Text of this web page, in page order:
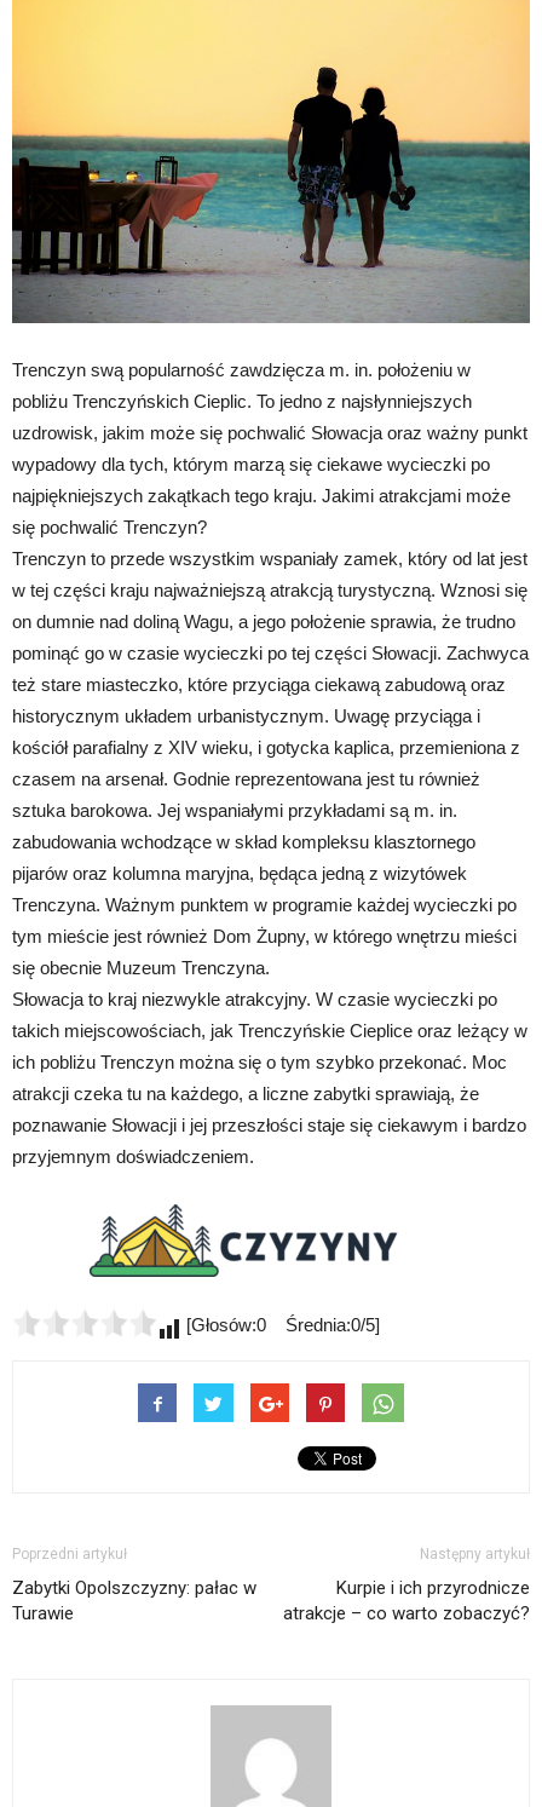
Trenczyn swą popularność zawdzięcza m. in. położeniu w
pobliżu Trenczyńskich Cieplic. To jedno z najsłynniejszych
uzdrowisk, jakim może się pochwalić Słowacja oraz ważny punkt
wypadowy dla tych, którym marzą się ciekawe wycieczki po
najpiękniejszych zakątkach tego kraju. Jakimi atrakcjami może
się pochwalić Trenczyn?
Trenczyn to przede wszystkim wspaniały zamek, który od lat jest
w tej części kraju najważniejszą atrakcją turystyczną. Wznosi się
on dumnie nad doliną Wagu, a jego położenie sprawia, że trudno
pominąć go w czasie wycieczki po tej części Słowacji. Zachwyca
też stare miasteczko, które przyciąga ciekawą zabudową oraz
historycznym układem urbanistycznym. Uwagę przyciąga i
kościół parafialny z XIV wieku, i gotycka kaplica, przemieniona z
czasem na arsenał. Godnie reprezentowana jest tu również
sztuka barokowa. Jej wspaniałymi przykładami są m. in.
zabudowania wchodzące w skład kompleksu klasztornego
pijarów oraz kolumna maryjna, będąca jedną z wizytówek
Trenczyna. Ważnym punktem w programie każdej wycieczki po
tym mieście jest również Dom Żupny, w którego wnętrzu mieści
się obecnie Muzeum Trenczyna.
Słowacja to kraj niezwykle atrakcyjny. W czasie wycieczki po
takich miejscowościach, jak Trenczyńskie Cieplice oraz leżący w
ich pobliżu Trenczyn można się o tym szybko przekonać. Moc
atrakcji czeka tu na każdego, a liczne zabytki sprawiają, że
poznawanie Słowacji i jej przeszłości staje się ciekawym i bardzo
przyjemnym doświadczeniem.
[Głosów:0 Średnia:0/5]
Poprzedni artykuł
Zabytki Opolszczyzny: pałac w
Turawie
Następny artykuł
Kurpie i ich przyrodnicze
atrakcje – co warto zobaczyć?